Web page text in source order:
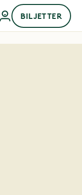
BILJETTER